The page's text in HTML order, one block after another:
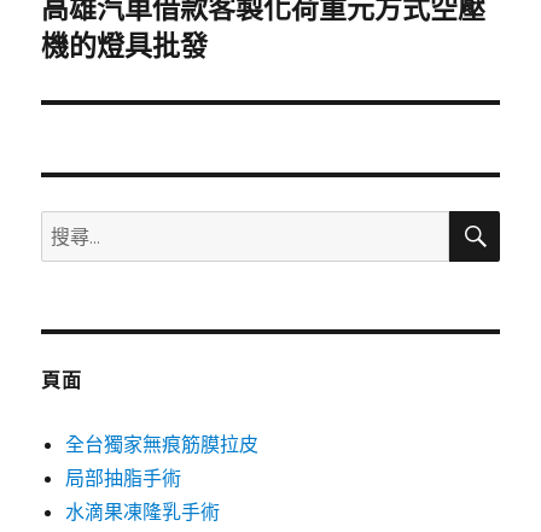
下
一
文
高雄汽車借款客製化荷重元方式空壓
機的燈具批發
搜
尋
鍵
搜
頁面
全台獨家無痕筋膜拉皮
局部抽脂手術
水滴果凍隆乳手術